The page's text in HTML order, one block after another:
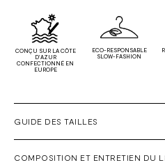
CONÇU SUR LA CÔTE
D'AZUR
CONFECTIONNÉ EN
EUROPE
ECO-RESPONSABLE
SLOW-FASHION
GUIDE DES TAILLES
COMPOSITION ET ENTRETIEN DU